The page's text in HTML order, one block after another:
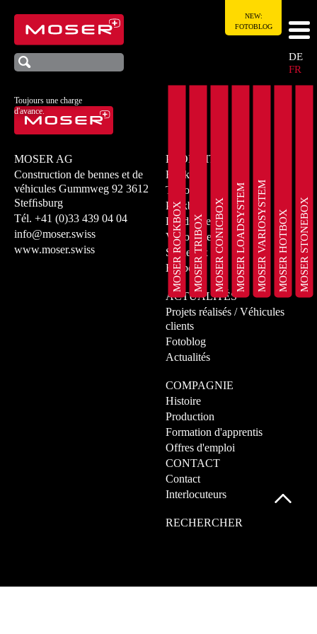
Toujours une charge
d'avance.
DE
FR
NEW:
FOTOBLOG
MOSER ROCKBOXMOSER TRIBOXMOSER CONICBOXMOSER LOADSYSTEMMOSER VARIOSYSTEMMOSER HOTBOXMOSER STONEBOX
MOSER AG
Construction de bennes et de
véhicules Gummweg 92 3612
Stefﬁsburg
Tél. +41 (0)33 439 04 04
info@moser.swiss
www.moser.swiss
PRODUITS
Rockbox
Tribox
Peakbox
Loadsystem
Variosystem
Stonebox
Hotbox
ACTUALITÉS
Projets réalisés / Véhicules
clients
Fotoblog
Actualités
COMPAGNIE
Histoire
Production
Formation d'apprentis
Offres d'emploi
CONTACT
Contact
Interlocuteurs
RECHERCHER